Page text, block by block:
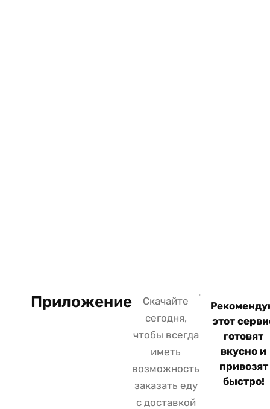
Приложение
Скачайте
сегодня,
чтобы всегда
иметь
возможность
заказать еду
с доставкой
этот
готовят
вкусно и
привозят
быстро!